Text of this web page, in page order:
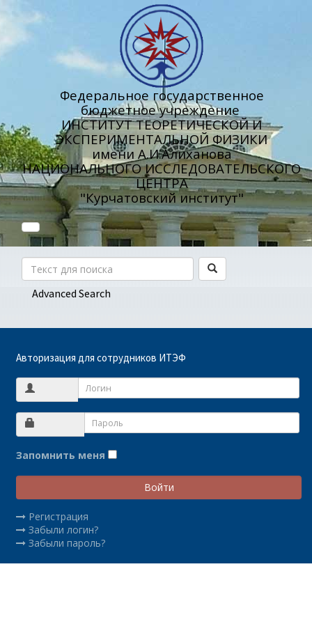
Федеральное государственное
бюджетное учреждение
ИНСТИТУТ ТЕОРЕТИЧЕСКОЙ И
ЭКСПЕРИМЕНТАЛЬНОЙ ФИЗИКИ
имени А.И.Алиханова
НАЦИОНАЛЬНОГО ИССЛЕДОВАТЕЛЬСКОГО
ЦЕНТРА
"Курчатовский институт"
Advanced Search
Авторизация для сотрудников ИТЭФ
Запомнить меня
Войти
Регистрация
Забыли логин?
Забыли пароль?